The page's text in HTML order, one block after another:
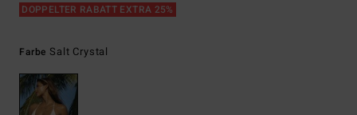
DOPPELTER RABATT EXTRA 25%
Farbe Salt Crystal